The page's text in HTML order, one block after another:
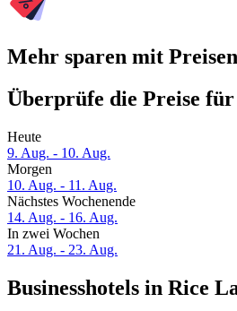
Mehr sparen mit
Überprüfe die Preise für
Heute
9. Aug. - 10. Aug.
Morgen
10. Aug. - 11. Aug.
Nächstes Wochenende
14. Aug. - 16. Aug.
In zwei Wochen
21. Aug. - 23. Aug.
Businesshotels in Rice